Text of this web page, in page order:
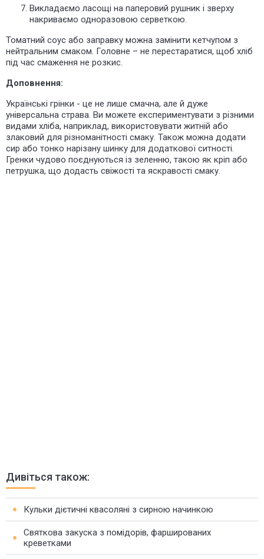
Викладаємо ласощі на паперовий рушник і зверху
накриваємо одноразовою серветкою.
Томатний соус або заправку можна замінити кетчупом з
нейтральним смаком. Головне – не перестаратися, щоб хліб
під час смаження не розкис.
Доповнення:
Українські грінки - це не лише смачна, але й дуже
універсальна страва. Ви можете експериментувати з різними
видами хліба, наприклад, використовувати житній або
злаковий для різноманітності смаку. Також можна додати
сир або тонко нарізану шинку для додаткової ситності.
Гренки чудово поєднуються із зеленню, такою як кріп або
петрушка, що додасть свіжості та яскравості смаку.
Дивіться також:
Кульки дієтичні квасоляні з сирною начинкою
Святкова закуска з помідорів, фаршированих
креветками